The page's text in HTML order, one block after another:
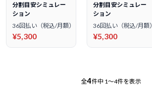
分割目安シミュレー
ション
36回払い（税込/月額）
¥5,300
分割目安シミュレー
ション
36回払い（税込/月額）
¥5,300
全4件中 1～4件を表示